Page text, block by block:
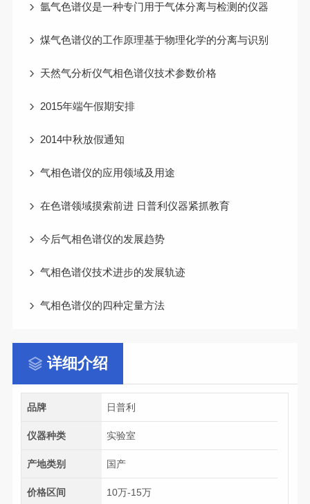
氩气色谱仪是一种专门用于气体分离与检测的仪器
煤气色谱仪的工作原理基于物理化学的分离与识别
天然气分析仪气相色谱仪技术参数价格
2015年端午假期安排
2014中秋放假通知
气相色谱仪的应用领域及用途
在色谱领域摸索前进 日普利仪器紧抓教育
今后气相色谱仪的发展趋势
气相色谱仪技术进步的发展轨迹
气相色谱仪的四种定量方法
详细介绍
品牌 日普利
仪器种类 实验室
产地类别 国产
价格区间 10万-15万